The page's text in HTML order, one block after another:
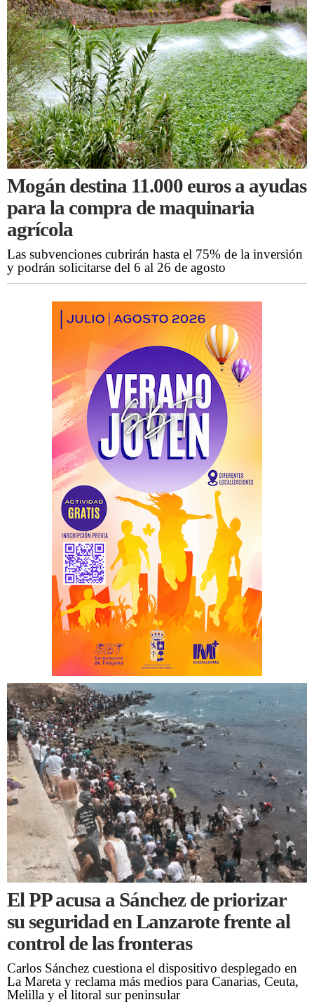
Mogán destina 11.000 euros a ayudas
para la compra de maquinaria
agrícola
Las subvenciones cubrirán hasta el 75% de la inversión
y podrán solicitarse del 6 al 26 de agosto
El PP acusa a Sánchez de priorizar
su seguridad en Lanzarote frente al
control de las fronteras
Carlos Sánchez cuestiona el dispositivo desplegado en
La Mareta y reclama más medios para Canarias, Ceuta,
Melilla y el litoral sur peninsular